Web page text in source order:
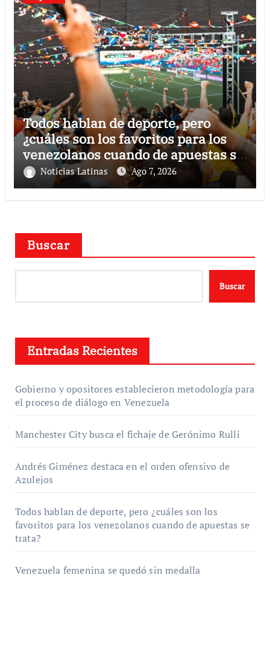
Todos hablan de deporte, pero
¿cuáles son los favoritos para los
venezolanos cuando de apuestas se
trata?Noticias Latinas Ago 7, 2026
Buscar
Buscar
Entradas Recientes
Gobierno y opositores establecieron metodología para
el proceso de diálogo en Venezuela
Manchester City busca el fichaje de Gerónimo Rulli
Andrés Giménez destaca en el orden ofensivo de
Azulejos
Todos hablan de deporte, pero ¿cuáles son los
favoritos para los venezolanos cuando de apuestas se
trata?
Venezuela femenina se quedó sin medalla